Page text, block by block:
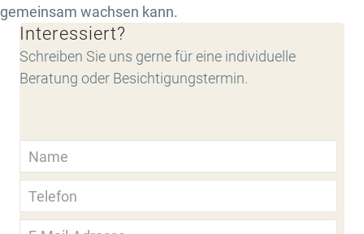
gemeinsam wachsen kann.
Interessiert?
Schreiben Sie uns gerne für eine individuelle
Beratung oder Besichtigungstermin.